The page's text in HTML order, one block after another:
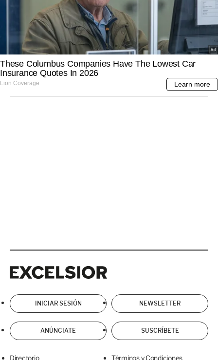
INICIAR SESIÓN NEWSLETTER
ANÚNCIATE SUSCRÍBETE
Directorio Términos y Condiciones